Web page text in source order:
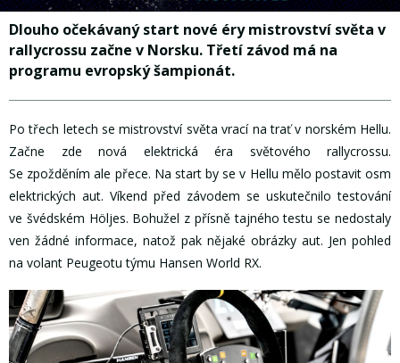
Dlouho očekávaný start nové éry mistrovství světa v
rallycrossu začne v Norsku. Třetí závod má na
programu evropský šampionát.
Po třech letech se mistrovství světa vrací na trať v norském Hellu.
Začne zde nová elektrická éra světového rallycrossu.
Se zpožděním ale přece. Na start by se v Hellu mělo postavit osm
elektrických aut. Víkend před závodem se uskutečnilo testování
ve švédském Höljes. Bohužel z přísně tajného testu se nedostaly
ven žádné informace, natož pak nějaké obrázky aut. Jen pohled
na volant Peugeotu týmu Hansen World RX.